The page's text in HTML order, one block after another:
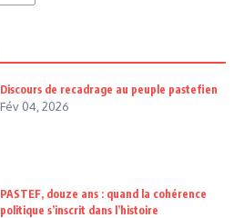
Discours de recadrage au peuple pastefien
Fév 04, 2026
PASTEF, douze ans : quand la cohérence
politique s’inscrit dans l’histoire